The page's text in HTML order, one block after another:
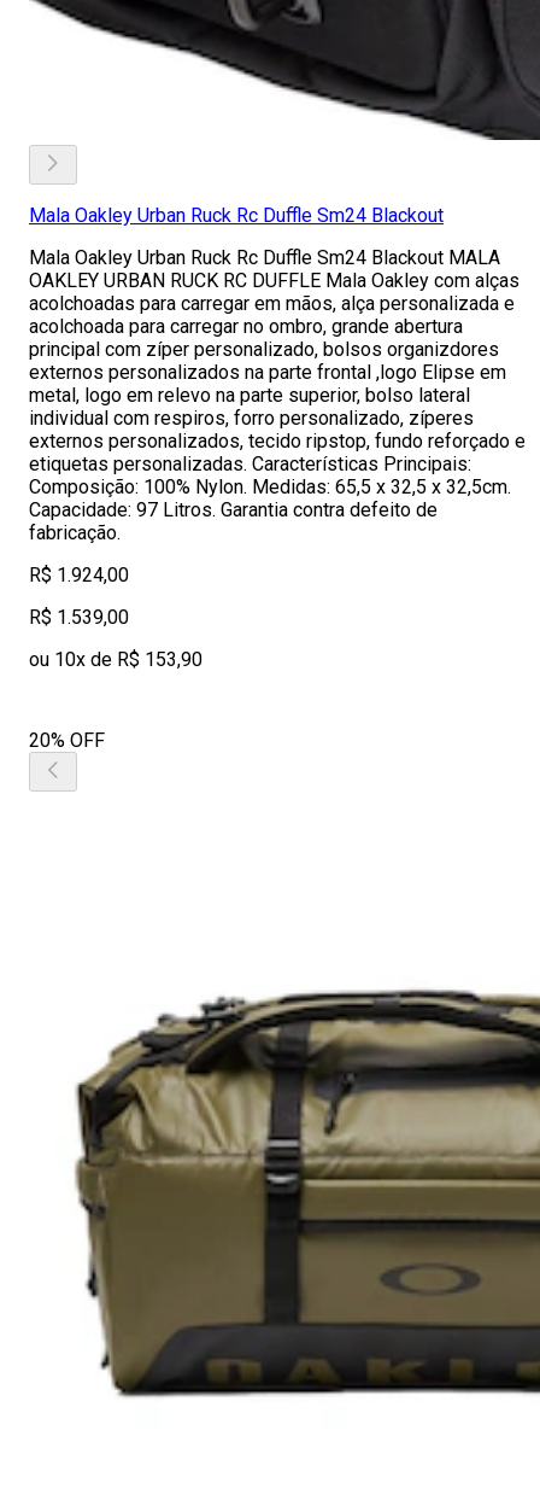
Mala Oakley Urban Ruck Rc Duffle Sm24 Blackout
Mala Oakley Urban Ruck Rc Duffle Sm24 Blackout MALA
OAKLEY URBAN RUCK RC DUFFLE Mala Oakley com alças
acolchoadas para carregar em mãos, alça personalizada e
acolchoada para carregar no ombro, grande abertura
principal com zíper personalizado, bolsos organizdores
externos personalizados na parte frontal ,logo Elipse em
metal, logo em relevo na parte superior, bolso lateral
individual com respiros, forro personalizado, zíperes
externos personalizados, tecido ripstop, fundo reforçado e
etiquetas personalizadas. Características Principais:
Composição: 100% Nylon. Medidas: 65,5 x 32,5 x 32,5cm.
Capacidade: 97 Litros. Garantia contra defeito de
fabricação.
R$ 1.924,00
R$ 1.539,00
ou 10x de R$ 153,90
20% OFF